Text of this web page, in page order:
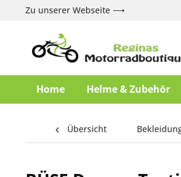
Zu unserer Webseite ⟶
Home Helme & Zubehör
Übersicht